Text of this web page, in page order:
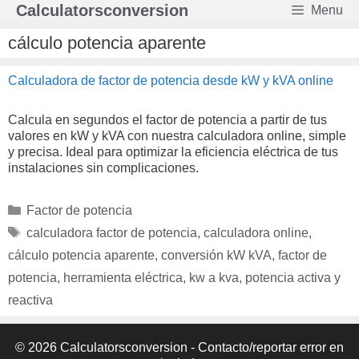
Saltar
contenido
Calculatorsconversion Menu
cálculo potencia aparente
Calculadora de factor de potencia desde kW y kVA online
Calcula en segundos el factor de potencia a partir de tus
valores en kW y kVA con nuestra calculadora online, simple
y precisa. Ideal para optimizar la eficiencia eléctrica de tus
instalaciones sin complicaciones.
Categorías
Factor de potencia
Etiquetas
calculadora factor de potencia, calculadora online,
cálculo potencia aparente, conversión kW kVA, factor de
potencia, herramienta eléctrica, kw a kva, potencia activa y
reactiva
© 2026 Calculatorsconversion - Contacto/reportar error en